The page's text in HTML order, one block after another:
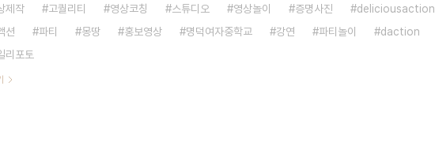
제작
고퀄리티 영상코칭 스튜디오 영상놀이 증명사진
deliciousaction
션
파티 몽땅 홍보영상 명덕여자중학교 강연 파티놀이
daction
리포토